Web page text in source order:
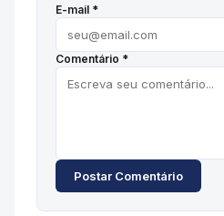
E-mail *
Comentário *
Postar Comentário